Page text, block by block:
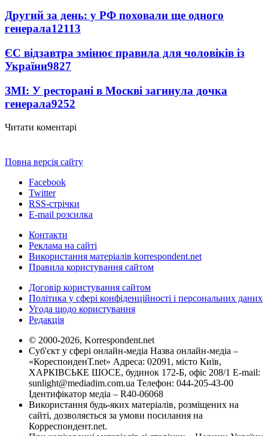
Другий за день: у РФ поховали ще одного
генерала12113
ЄС відзавтра змінює правила для чоловіків із
України9827
ЗМІ: У ресторані в Москві загинула дочка
генерала9252
Читати коментарі
Повна версія сайту
Facebook
Twitter
RSS-стрічки
E-mail розсилка
Контакти
Реклама на сайті
Використання матеріалів korrespondent.net
Правила користування сайтом
Договір користування сайтом
Політика у сфері конфіденційності і персональних даних
Угода щодо користування
Редакція
© 2000-2026, Korrespondent.net
Суб'єкт у сфері онлайн-медіа Назва онлайн-медіа –
«КореспонденТ.net» Адреса: 02091, місто Київ,
ХАРКІВСЬКЕ ШОСЕ, будинок 172-Б, офіс 208/1 E-mail:
sunlight@mediadim.com.ua Телефон: 044-205-43-00
Ідентифікатор медіа – R40-06068
Використання будь-яких матеріалів, розміщених на
сайті, дозволяється за умови посилання на
Корреспондент.net.